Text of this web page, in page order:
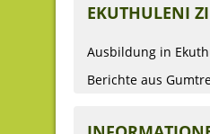
EKUTHULENI
Ausbildung in
Berichte aus